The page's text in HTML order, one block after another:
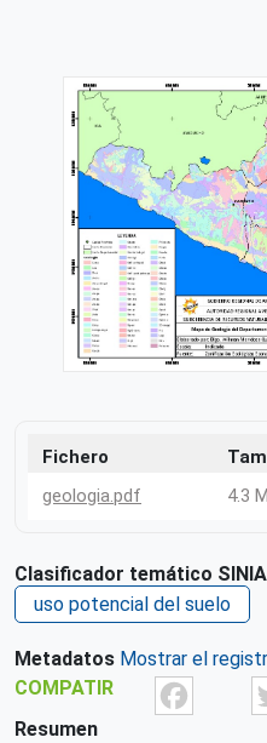
Fichero
geologia.pdf
4.3
Clasificador temático SINIA
uso potencial del suelo
Metadatos Mostrar el
COMPATIR
Resumen